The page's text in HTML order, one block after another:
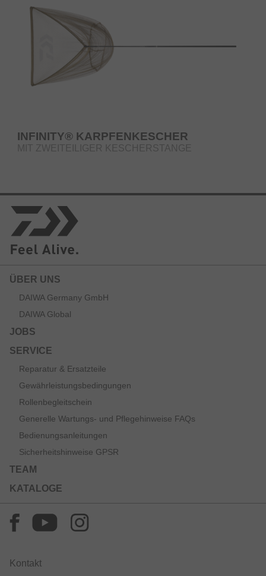
INFINITY® KARPFENKESCHER
MIT ZWEITEILIGER KESCHERSTANGE
ÜBER UNS
DAIWA Germany GmbH
DAIWA Global
JOBS
SERVICE
Reparatur & Ersatzteile
Gewährleistungsbedingungen
Rollenbegleitschein
Generelle Wartungs- und Pflegehinweise FAQs
Bedienungsanleitungen
Sicherheitshinweise GPSR
TEAM
KATALOGE
Kontakt